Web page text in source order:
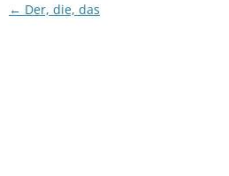
Beitragsnavigation
← Der, die, das